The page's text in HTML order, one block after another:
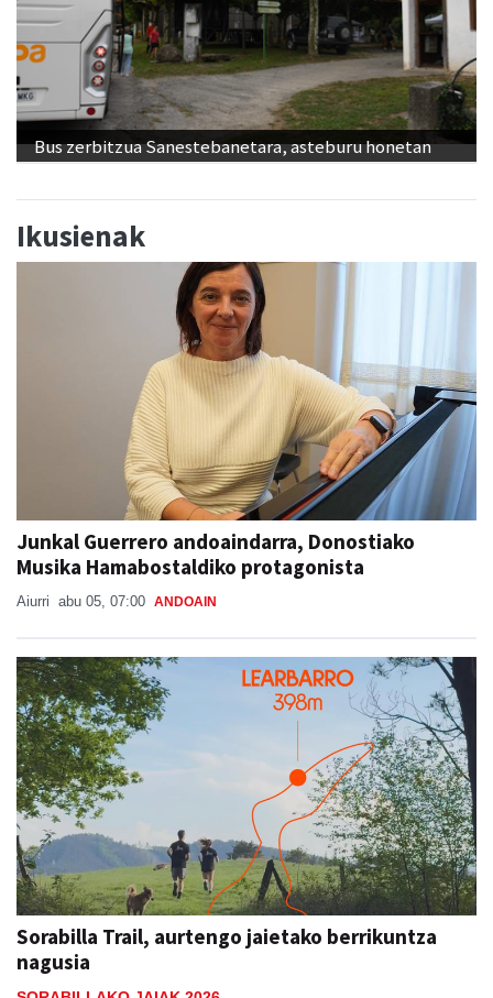
Bus zerbitzua Sanestebanetara, asteburu honetan
Ikusienak
Junkal Guerrero andoaindarra, Donostiako
Musika Hamabostaldiko protagonista
Aiurri abu 05, 07:00 ANDOAIN
Sorabilla Trail, aurtengo jaietako berrikuntza
nagusia